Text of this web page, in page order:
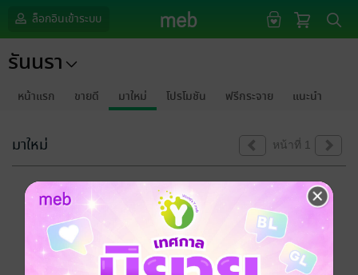
ล็อกอินเข้าระบบ
รันนรา
หน้าแรก ขายดี มาใหม่ โปรโมชัน ฟรีกระจาย แนะนำ
มาใหม่ หน้าที่ 1
ขออภัยด้วยนะคะ
ไม่พบข้อมูลในหัวข้อที่คุณกำลังชมค่ะ